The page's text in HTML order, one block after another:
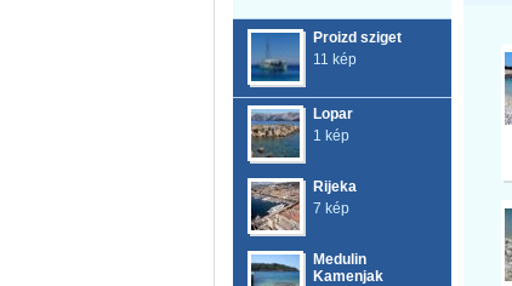
Proizd sziget
11 kép
Lopar
1 kép
Rijeka
7 kép
Medulin
Kamenjak